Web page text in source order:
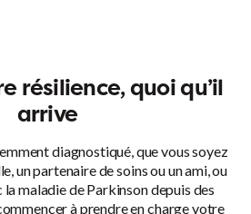
résilience, quoi qu’il
arrive
diagnostiqué, que vous soyez
un partenaire de soins ou un ami, ou
maladie de Parkinson depuis des
à prendre en charge votre